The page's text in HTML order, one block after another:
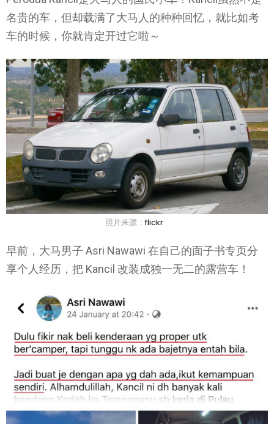
名贵的车，但却载满了大马人的种种回忆，就比如考
车的时候，你就肯定开过它啦～
照片来源：flickr
早前，大马男子 Asri Nawawi 在自己的面子书专页分
享个人经历，把 Kancil 改装成独一无二的露营车！